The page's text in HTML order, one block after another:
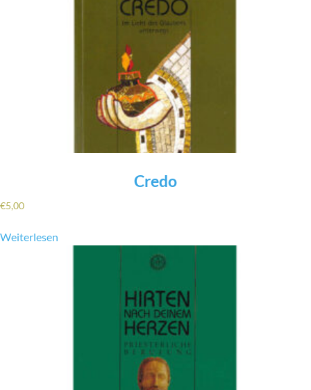
Credo
€5,00
Weiterlesen